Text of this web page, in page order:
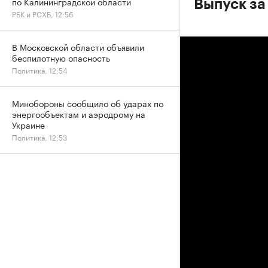
Выпуск
РБК и РСХБ, 12:56
В Московской области объявили
беспилотную опасность
Политика, 12:54
Минобороны сообщило об ударах по
энергообъектам и аэродрому на
Украине
Политика, 12:53